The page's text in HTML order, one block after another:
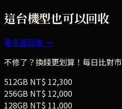
這台機型也可以回收
看全部回收 →
不修了？換錢更划算！每日比對
512GB NT$ 12,300
256GB NT$ 12,000
128GB NT$ 11,000